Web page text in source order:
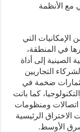
مع الأنظمة
التي
في المنطقة،
الصينية إلى أداة
التجاريين
ضخمة في
كما باتت
اتصالات ومنظومات
الرئيسية
الأوسط.